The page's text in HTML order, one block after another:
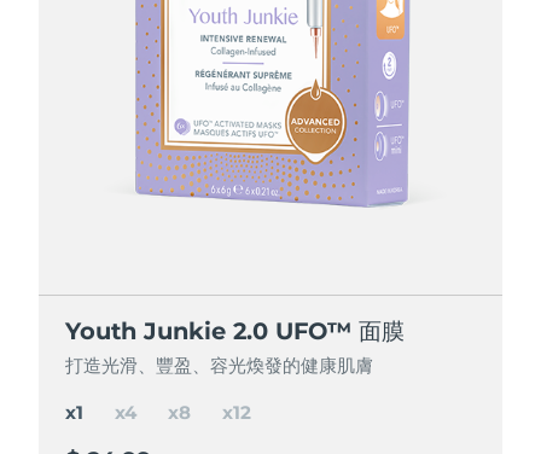
Youth Junkie 2.0 UFO™ 面膜
打造光滑、豐盈、容光煥發的健康肌膚
Youth Junkie 2.0 UFO™ 面膜
打造光滑、豐盈、容光煥發的健康肌膚
Youth Junkie 2.0 UFO™ 面膜
打造光滑、豐盈、容光煥發的健康肌膚
Youth Junkie 2.0 UFO™ 面膜
打造光滑、豐盈、容光煥發的健康肌膚
x1 x4 x8 x12